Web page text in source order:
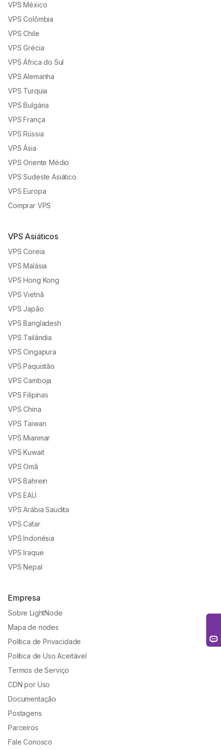
VPS México
VPS Colômbia
VPS Chile
VPS Grécia
VPS África do Sul
VPS Alemanha
VPS Turquia
VPS Bulgária
VPS França
VPS Rússia
VPS Ásia
VPS Oriente Médio
VPS Sudeste Asiático
VPS Europa
Comprar VPS
VPS Asiáticos
VPS Coreia
VPS Malásia
VPS Hong Kong
VPS Vietnã
VPS Japão
VPS Bangladesh
VPS Tailândia
VPS Cingapura
VPS Paquistão
VPS Camboja
VPS Filipinas
VPS China
VPS Taiwan
VPS Mianmar
VPS Kuwait
VPS Omã
VPS Bahrein
VPS EAU
VPS Arábia Saudita
VPS Catar
VPS Indonésia
VPS Iraque
VPS Nepal
Empresa
Sobre LightNode
Mapa de nodes
Política de Privacidade
Política de Uso Aceitável
Termos de Serviço
CDN por Uso
Documentação
Postagens
Parceiros
Fale Conosco